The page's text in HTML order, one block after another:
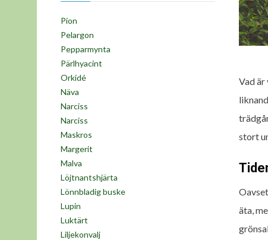
Vad
stort
äta,
Pion
Pelargon
Pepparmynta
Pärlhyacint
Orkidé
Näva
Narciss
Narciss
Maskros
Margerit
Malva
Löjtnantshjärta
Lönnbladig buske
Lupin
Luktärt
Liljekonvalj